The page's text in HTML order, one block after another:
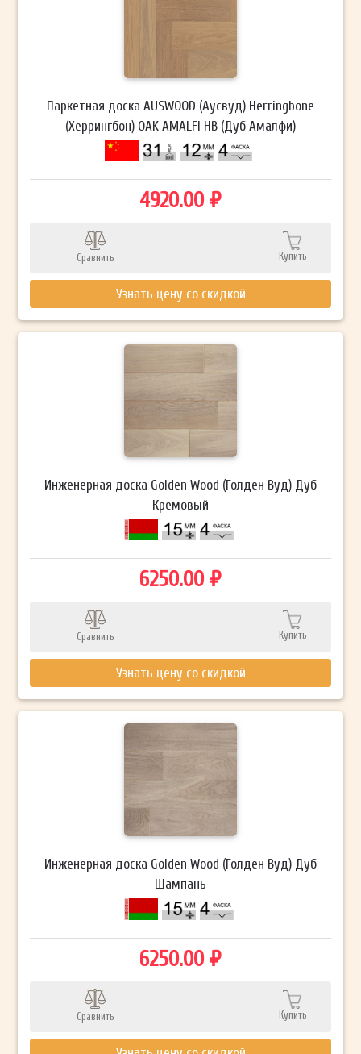
Паркетная доска AUSWOOD (Аусвуд) Herringbone
(Херрингбон) OAK AMALFI HB (Дуб Амалфи)
4920.00 ₽
Сравнить Купить
Узнать цену со скидкой
Инженерная доска Golden Wood (Голден Вуд) Дуб
Кремовый
6250.00 ₽
Сравнить Купить
Узнать цену со скидкой
Инженерная доска Golden Wood (Голден Вуд) Дуб
Шампань
6250.00 ₽
Сравнить Купить